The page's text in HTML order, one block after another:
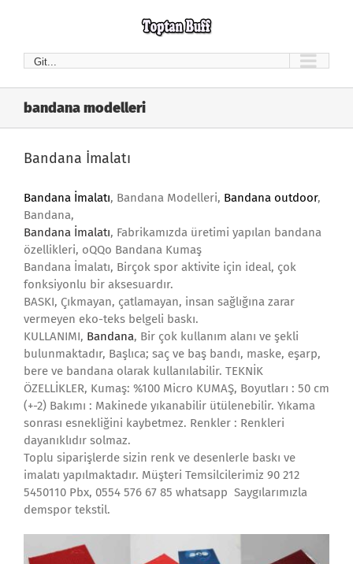
Git...
bandana modelleri
Bandana İmalatı
Bandana İmalatı, Bandana Modelleri, Bandana outdoor,
Bandana,
Bandana İmalatı, Fabrikamızda üretimi yapılan bandana
özellikleri, oQQo Bandana Kumaş
Bandana İmalatı, Birçok spor aktivite için ideal, çok
fonksiyonlu bir aksesuardır.
BASKI, Çıkmayan, çatlamayan, insan sağlığına zarar
vermeyen eko-teks belgeli baskı.
KULLANIMI, Bandana, Bir çok kullanım alanı ve şekli
bulunmaktadır, Başlıca; saç ve baş bandı, maske, eşarp,
bere ve bandana olarak kullanılabilir. TEKNİK
ÖZELLİKLER, Kumaş: %100 Micro KUMAŞ, Boyutları : 50 cm
(+-2) Bakımı : Makinede yıkanabilir ütülenebilir. Yıkama
sonrası esnekliğini kaybetmez. Renkler : Renkleri
dayanıklıdır solmaz.
Toplu siparişlerde sizin renk ve desenlerle baskı ve
imalatı yapılmaktadır. Müşteri Temsilcilerimiz 90 212
5450110 Pbx, 0554 576 67 85 whatsapp Saygılarımızla
demspor tekstil.